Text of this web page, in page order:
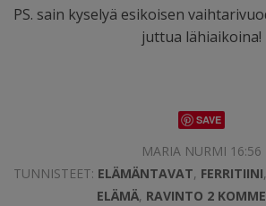
PS. sain kyselyä esikoisen
juttua lähiaikoina!
SAVE
MARIA NURMI 16:56
TUNNISTEET: ELÄMÄNTAVAT, FERRITIINI,
ELÄMÄ, RAVINTO 2